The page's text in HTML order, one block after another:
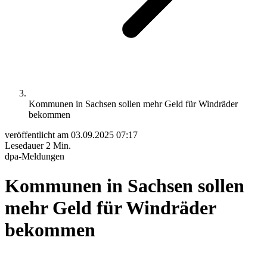
Kommunen in Sachsen sollen mehr Geld für Windräder
bekommen
veröffentlicht am 03.09.2025 07:17
Lesedauer 2 Min.
dpa-Meldungen
Kommunen in Sachsen sollen
mehr Geld für Windräder
bekommen